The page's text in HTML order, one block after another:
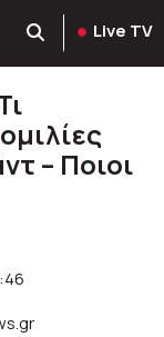
Live TV
– Ποιοι